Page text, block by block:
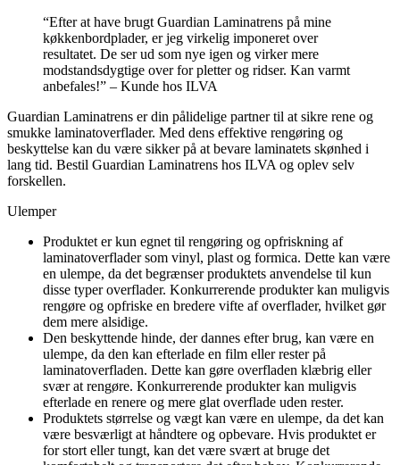
“Efter at have brugt Guardian Laminatrens på mine
køkkenbordplader, er jeg virkelig imponeret over
resultatet. De ser ud som nye igen og virker mere
modstandsdygtige over for pletter og ridser. Kan varmt
anbefales!” – Kunde hos ILVA
Guardian Laminatrens er din pålidelige partner til at sikre rene og
smukke laminatoverflader. Med dens effektive rengøring og
beskyttelse kan du være sikker på at bevare laminatets skønhed i
lang tid. Bestil Guardian Laminatrens hos ILVA og oplev selv
forskellen.
Ulemper
Produktet er kun egnet til rengøring og opfriskning af
laminatoverflader som vinyl, plast og formica. Dette kan være
en ulempe, da det begrænser produktets anvendelse til kun
disse typer overflader. Konkurrerende produkter kan muligvis
rengøre og opfriske en bredere vifte af overflader, hvilket gør
dem mere alsidige.
Den beskyttende hinde, der dannes efter brug, kan være en
ulempe, da den kan efterlade en film eller rester på
laminatoverfladen. Dette kan gøre overfladen klæbrig eller
svær at rengøre. Konkurrerende produkter kan muligvis
efterlade en renere og mere glat overflade uden rester.
Produktets størrelse og vægt kan være en ulempe, da det kan
være besværligt at håndtere og opbevare. Hvis produktet er
for stort eller tungt, kan det være svært at bruge det